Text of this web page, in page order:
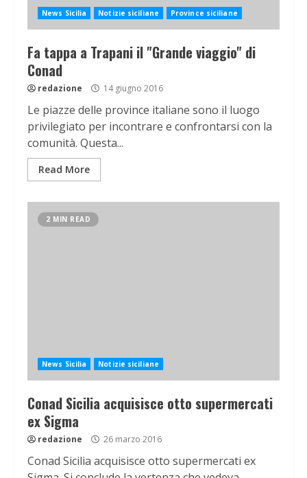
News Sicilia Notizie siciliane Province siciliane
Fa tappa a Trapani il "Grande viaggio" di
Conad
redazione 14 giugno 2016
Le piazze delle province italiane sono il luogo
privilegiato per incontrare e confrontarsi con la
comunità. Questa...
Read More
2 MIN READ
News Sicilia Notizie siciliane
Conad Sicilia acquisisce otto supermercati
ex Sigma
redazione 26 marzo 2016
Conad Sicilia acquisisce otto supermercati ex